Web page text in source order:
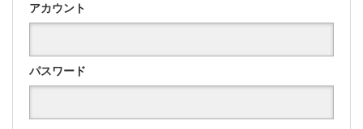
アカウント
パスワード